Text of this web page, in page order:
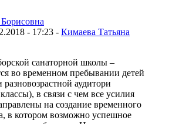
- 17:23 - Кимаева Татьяна
санаторной школы –
во временном пребывании детей
аудитори
в связи с чем все усилия
на создание временного
в котором возможно успешное